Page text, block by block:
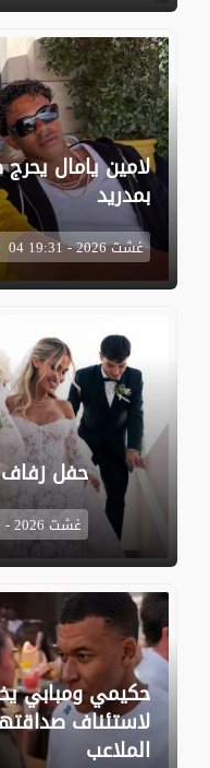
لامين يامال
بمدريد
04 غشت 2026 - 19:31
حفل زفاف
03 غشت 2026 - 8:09
حكيمي ومبابي
لاستئناف
الملاعب